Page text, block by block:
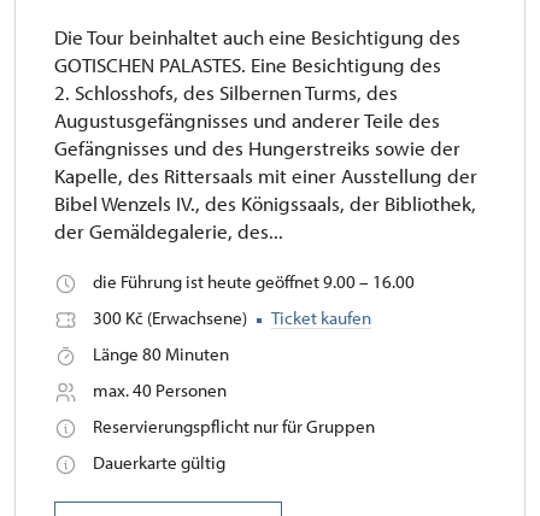
Die Tour beinhaltet auch eine Besichtigung des
GOTISCHEN PALASTES. Eine Besichtigung des
2. Schlosshofs, des Silbernen Turms, des
Augustusgefängnisses und anderer Teile des
Gefängnisses und des Hungerstreiks sowie der
Kapelle, des Rittersaals mit einer Ausstellung der
Bibel Wenzels IV., des Königssaals, der Bibliothek,
der Gemäldegalerie, des...
die Führung ist heute geöffnet 9.00 – 16.00
300 Kč (Erwachsene)
Ticket kaufen
Länge 80 Minuten
max. 40 Personen
Reservierungspflicht nur für Gruppen
Dauerkarte gültig